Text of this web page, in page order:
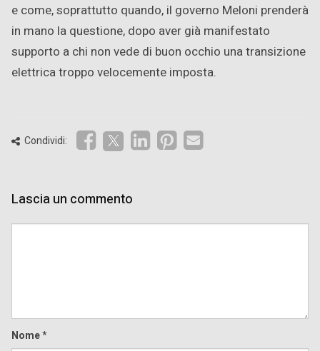
e come, soprattutto quando, il governo Meloni prenderà
in mano la questione, dopo aver già manifestato
supporto a chi non vede di buon occhio una transizione
elettrica troppo velocemente imposta.
Condividi:
Lascia un commento
Nome*